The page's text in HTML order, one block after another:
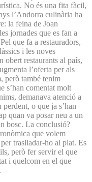
No és una fita fàcil,
l’Andorra culinària ha
la feina de Joan
jornades que es fan a
que fa a restauradors,
i les noves
obert restaurants al país,
l’oferta per als
però també tenim
s’han comentat molt
demanava atenció a
o que ja s’han
quan va posar neu a un
bosc. La conclusió?
que volem
traslladar-ho al plat. Es
però fer servir el que
i quelcom en el que